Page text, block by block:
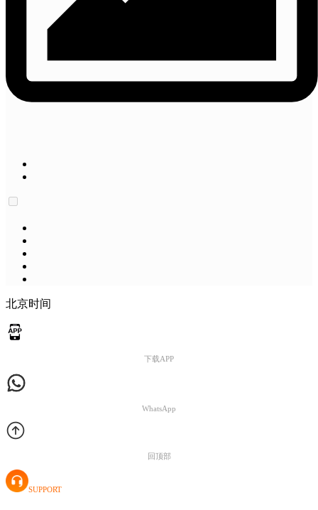
北京时间
下载APP
WhatsApp
回顶部
SUPPORT